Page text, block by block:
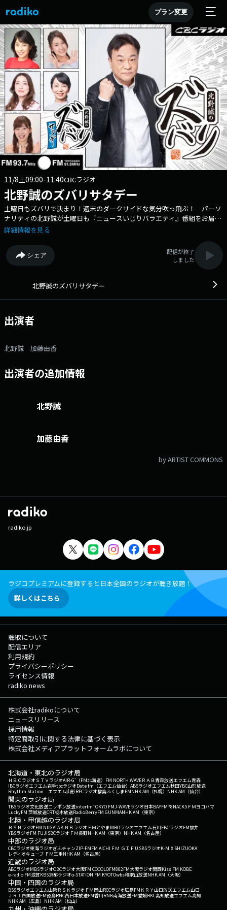
プラン変更
11/8土09:00-11:40CBCラジオ
北野誠のズバリサタデー
土曜日もズバリで決まり！週末のダークサイドな気分吹っ飛ぶ！ パーソ
ナリティの北野誠が土曜日も『ニュースいじりバラエティ』番組をお届け
します！ 「スポーツ＆エンタメニュース」では、1週間のスポーツと
も聞き逃せません!! ズバリ公式LINE＠はここから 番組へのおたより
はこちら FAXは 052-263-6800 まで ---------------------------------------
--------------------- 11時22分頃からは、「中日信用金庫プレゼンツ であ
が、周りの人に自慢できるような情報をお届けします。 おたよりは こち
詳細情報を見る
シェア
配信が終了
しました
北野誠のズバリサタデー
出演者
北野誠 加藤由香
出演者の追加情報
北野誠
加藤由香
by ARTIST COMMONS
radiko.jp
ラジコプレミアムに登録すると日本全国のラジオが聴き放題！
詳しくはこちら
聴取について
配信エリア
利用規約
プライバシーポリシー
ライセンス情報
radiko news
株式会社radikoについて
ニュースリリース
採用情報
特定商取引に関する法律に基づく表示
株式会社メディアプラットフォームラボについて
北海道・東北のラジオ局
ＨＢＣラジオＳＴＶラジオAIR-G'（FM北海道） FM NORTH WAVEＲＡＢ青森放送エフエム青森
IBCラジオエフエム岩手tbcラジオDate fm（エフエム仙台） ABSラジオエフエム秋田YBC山形放送
Rhythm Station エフエム山形RFCラジオ福島ふくしまFMNHK AM（札幌） NHK AM（仙台）
関東のラジオ局
TBSラジオ文化放送ニッポン放送interfmTOKYO FMJ-WAVEラジオ日本BAYFM78NACK5 ＦＭヨコハマ
LuckyFM 茨城放送CRT栃木放送RadioBerryFM GUNMANHK AM（東京）
北陸・甲信越のラジオ局
ＢＳＮラジオFM NIIGATAＫＮＢラジオ ＦＭとやまMROラジオエフエム石川FBCラジオFM福井
YBSラジオFM FUJISBCラジオ ＦＭ長野NHK AM（東京） NHK AM（名古屋）
中部のラジオ局
CBCラジオ東海ラジオぎふチャンZIP-FMFM AICHI ＦＭ ＧＩＦＵ SBSラジオK-MIX SHIZUOKA
レディオキューブ ＦＭ三重NHK AM（名古屋）
近畿のラジオ局
ABCラジオMBSラジオOBCラジオ大阪FM COCOLOFM802FM大阪ラジオ関西Kiss FM KOBE
e-radio FM滋賀KBS京都ラジオα-STATION FM KYOTOwbs和歌山放送NHK AM（大阪）
中国・四国のラジオ局
BSSラジオエフエム山陰ＲＳＫラジオ ＦＭ岡山RCCラジオ広島FM ＫＲＹ山口放送エフエム山口
ＪＲＴ四国放送FM徳島RNC西日本放送FM香川RNB南海放送FM愛媛RKC高知放送エフエム高知
NHK AM（広島） NHK AM（松山）